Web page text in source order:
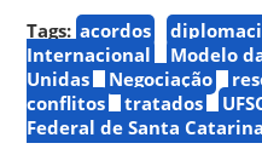
Tags: acordos
Internacional
Modelo
Unidas
Negociação
conflitos
tratados
Federal de Santa Catarina